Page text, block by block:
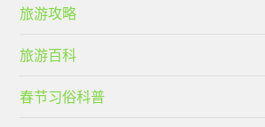
旅游攻略
旅游百科
春节习俗科普